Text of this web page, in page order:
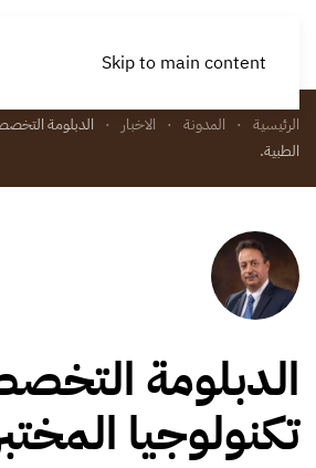
Skip to main content
الرئيسية المدونة الاخبار
الدبلومة
الطبية.
الدبلومة
تكنولوجيا